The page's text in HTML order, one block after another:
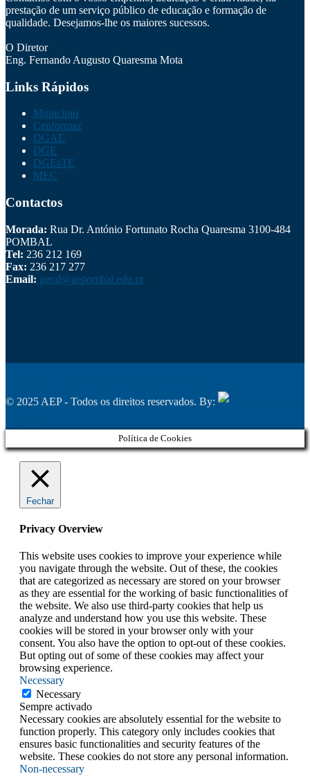
prestação de um serviço público de educação e formação de
qualidade. Desejamos-lhe os maiores sucessos.
O Diretor
Eng. Fernando Augusto Quaresma Mota
Links Rápidos
Município
Cenformaz
DGAE
DGE
DGEsTE
MEC
Contactos
Morada: Rua Dr. António Fortunato Rocha Quaresma 3100-484
POMBAL
Tel: 236 212 169
Fax: 236 217 277
Email: geral@aepombal.edu.pt
© 2025 AEP - Todos os direitos reservados. By:
Política de Cookies
Fechar
Privacy Overview
This website uses cookies to improve your experience while
you navigate through the website. Out of these, the cookies
that are categorized as necessary are stored on your browser
as they are essential for the working of basic functionalities of
the website. We also use third-party cookies that help us
analyze and understand how you use this website. These
cookies will be stored in your browser only with your
consent. You also have the option to opt-out of these cookies.
But opting out of some of these cookies may affect your
browsing experience.
Necessary
Necessary
Sempre activado
Necessary cookies are absolutely essential for the website to
function properly. This category only includes cookies that
ensures basic functionalities and security features of the
website. These cookies do not store any personal information.
Non-necessary